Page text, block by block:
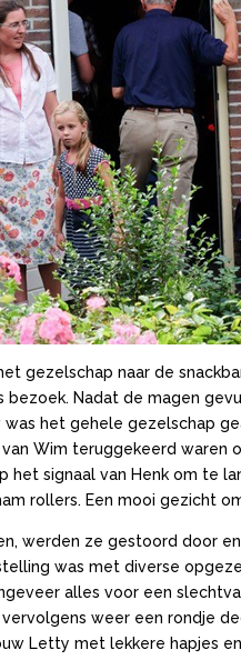
gezelschap naar de
Nadat de magen
het gehele gezelschap
Wim teruggekeerd waren
het signaal van Henk om te
rollers. Een mooi gezicht
werden ze gestoord door
was met diverse
alles voor een
weer een rondje
Letty met lekkere hapjes